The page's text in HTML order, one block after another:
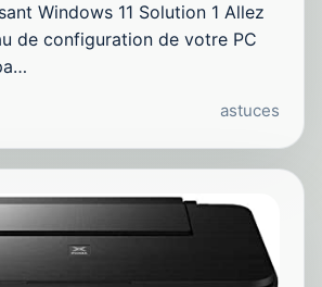
Windows 11 Solution 1 Allez
de configuration de votre PC
astuces